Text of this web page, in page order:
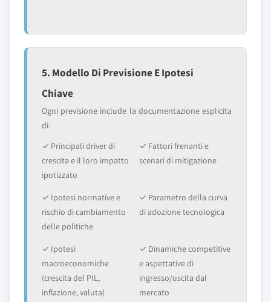
5. Modello Di Previsione E Ipotesi
Chiave
Ogni previsione include la documentazione esplicita
di:
✓ Principali driver di
crescita e il loro impatto
ipotizzato
✓ Fattori frenanti e
scenari di mitigazione
✓ Ipotesi normative e
rischio di cambiamento
delle politiche
✓ Parametro della curva
di adozione tecnologica
✓ Ipotesi
macroeconomiche
(crescita del PIL,
inflazione, valuta)
✓ Dinamiche competitive
e aspettative di
ingresso/uscita dal
mercato